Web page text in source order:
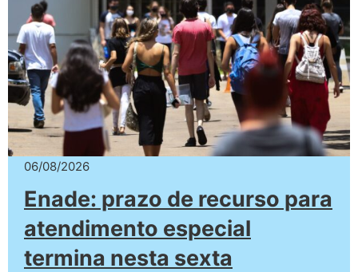
06/08/2026
Enade: prazo de recurso para
atendimento especial
termina nesta sexta